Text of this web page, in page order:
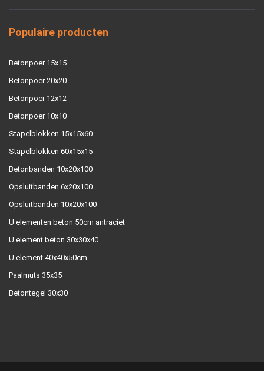
Populaire producten
Betonpoer 15x15
Betonpoer 20x20
Betonpoer 12x12
Betonpoer 10x10
Stapelblokken 15x15x60
Stapelblokken 60x15x15
Betonbanden 10x20x100
Opsluitbanden 6x20x100
Opsluitbanden 10x20x100
U elementen beton 50cm antraciet
U element beton 30x30x40
U element 40x40x50cm
Paalmuts 35x35
Betontegel 30x30